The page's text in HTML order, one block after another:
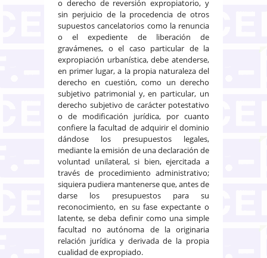
o derecho de reversión expropiatorio, y
sin perjuicio de la procedencia de otros
supuestos cancelatorios como la renuncia
o el expediente de liberación de
gravámenes, o el caso particular de la
expropiación urbanística, debe atenderse,
en primer lugar, a la propia naturaleza del
derecho en cuestión, como un derecho
subjetivo patrimonial y, en particular, un
derecho subjetivo de carácter potestativo
o de modificación jurídica, por cuanto
confiere la facultad de adquirir el dominio
dándose los presupuestos legales,
mediante la emisión de una declaración de
voluntad unilateral, si bien, ejercitada a
través de procedimiento administrativo;
siquiera pudiera mantenerse que, antes de
darse los presupuestos para su
reconocimiento, en su fase expectante o
latente, se deba definir como una simple
facultad no autónoma de la originaria
relación jurídica y derivada de la propia
cualidad de expropiado.